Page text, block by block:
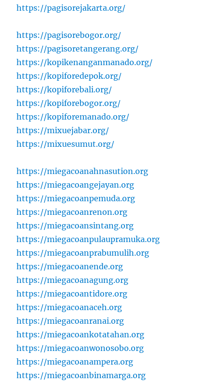
https://pagisorejakarta.org/
https://pagisorebogor.org/
https://pagisoretangerang.org/
https://kopikenanganmanado.org/
https://kopiforedepok.org/
https://kopiforebali.org/
https://kopiforebogor.org/
https://kopiforemanado.org/
https://mixuejabar.org/
https://mixuesumut.org/
https://miegacoanahnasution.org
https://miegacoangejayan.org
https://miegacoanpemuda.org
https://miegacoanrenon.org
https://miegacoansintang.org
https://miegacoanpulaupramuka.org
https://miegacoanprabumulih.org
https://miegacoanende.org
https://miegacoanagung.org
https://miegacoantidore.org
https://miegacoanaceh.org
https://miegacoanranai.org
https://miegacoankotatahan.org
https://miegacoanwonosobo.org
https://miegacoanampera.org
https://miegacoanbinamarga.org